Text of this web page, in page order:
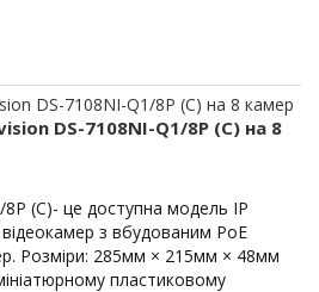
DS-7108NI-Q1/8P (C) на 8
(C)- це доступна модель IP
з вбудованим PoE
Розміри: 285мм × 215мм × 48мм
пластиковому